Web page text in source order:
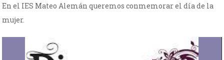
En el IES Mateo Alemán queremos conmemorar el día de la
mujer.